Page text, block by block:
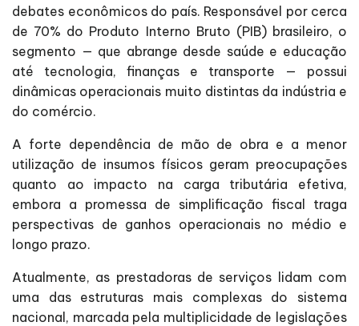
debates econômicos do país. Responsável por cerca
de 70% do Produto Interno Bruto (PIB) brasileiro, o
segmento — que abrange desde saúde e educação
até tecnologia, finanças e transporte — possui
dinâmicas operacionais muito distintas da indústria e
do comércio.
A forte dependência de mão de obra e a menor
utilização de insumos físicos geram preocupações
quanto ao impacto na carga tributária efetiva,
embora a promessa de simplificação fiscal traga
perspectivas de ganhos operacionais no médio e
longo prazo.
Atualmente, as prestadoras de serviços lidam com
uma das estruturas mais complexas do sistema
nacional, marcada pela multiplicidade de legislações